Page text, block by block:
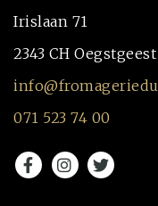
Irislaan 71
2343 CH Oegstgeest
071 523 74 00